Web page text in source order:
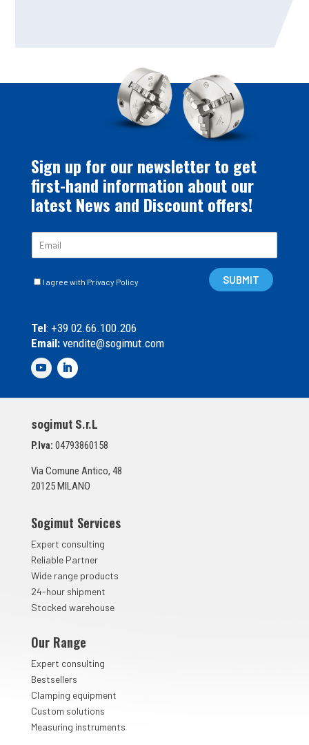
Sign up for our newsletter to get
first-hand information about our
latest News and Discount offers!
C
l
e
d
S
u
n
a
*
I agree with Privacy Policy SUBMIT
Tel: +39 02.66.100.206
Email:vendite@sogimut.com
sogimut S.r.L
P.Iva: 04793860158
Via Comune Antico, 48
20125 MILANO
Sogimut Services
Expert consulting
Reliable Partner
Wide range products
24-hour shipment
Stocked warehouse
Our Range
Expert consulting
Bestsellers
Clamping equipment
Custom solutions
Measuring instruments